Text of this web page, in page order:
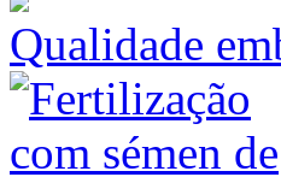
Qualidade